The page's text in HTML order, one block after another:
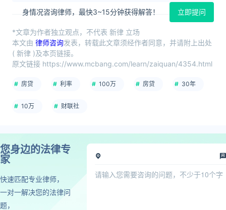
身情况咨询律师，最快3~15分钟获得解答！ 立即提问
*文章为作者独立观点，不代表 新律 立场
本文由 律师咨询发表，转载此文章须经作者同意，并请附上出处
( 新律 )及本页链接。
原文链接 https://www.mcbang.com/learn/zaiquan/4354.html
房贷 利率 100万 房贷 30年
10万 ​财联社
您身边的法律专
家
快速匹配专业律师，
一对一解决您的法律问
题，